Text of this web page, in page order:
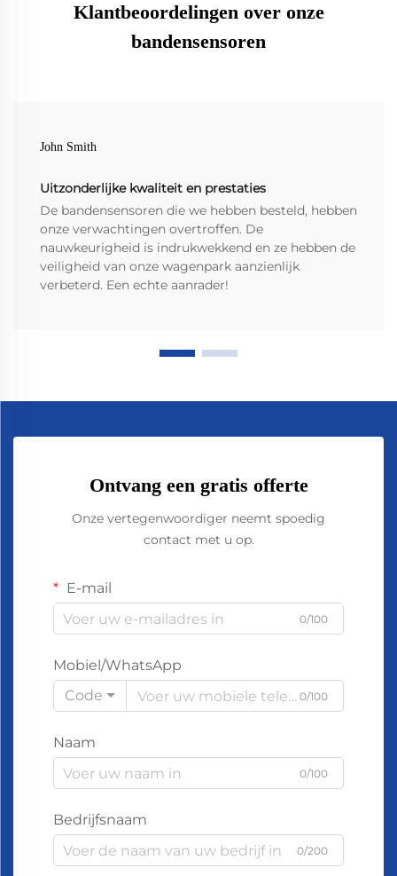
Klantbeoordelingen over onze
bandensensoren
John Smith
Uitzonderlijke kwaliteit en prestaties
De bandensensoren die we hebben besteld, hebben
onze verwachtingen overtroffen. De
nauwkeurigheid is indrukwekkend en ze hebben de
veiligheid van onze wagenpark aanzienlijk
verbeterd. Een echte aanrader!
Ontvang een gratis offerte
Onze vertegenwoordiger neemt spoedig
contact met u op.
E-mail
0/100
Mobiel/WhatsApp
Code
0/100
Naam
0/100
Bedrijfsnaam
0/200